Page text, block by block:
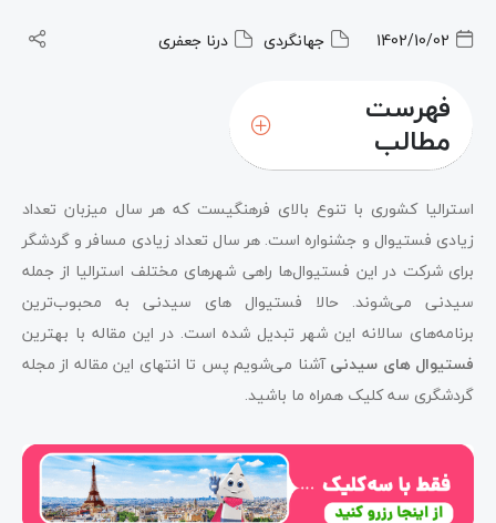
1402/10/02 جهانگردی درنا جعفری
فهرست
مطالب
استرالیا کشوری با تنوع بالای فرهنگیست که هر سال میزبان تعداد
زیادی فستیوال و جشنواره است. هر سال تعداد زیادی مسافر و گردشگر
برای شرکت در این فستیوال‌ها راهی شهرهای مختلف استرالیا از جمله
سیدنی می‌شوند. حالا فستیوال های سیدنی به محبوب‌ترین
برنامه‌های سالانه این شهر تبدیل شده است. در این مقاله با بهترین
فستیوال های سیدنیآشنا می‌شویم پس تا انتهای این مقاله از مجله
گردشگری سه کلیک همراه ما باشید.